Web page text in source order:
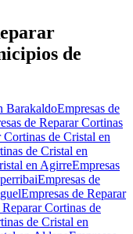
de
BarakaldoEmpresas de
de Reparar Cortinas
Cortinas de Cristal en
de Cristal en
en AgirreEmpresas
Empresas de
Empresas de Reparar
Cortinas de
de Cristal en